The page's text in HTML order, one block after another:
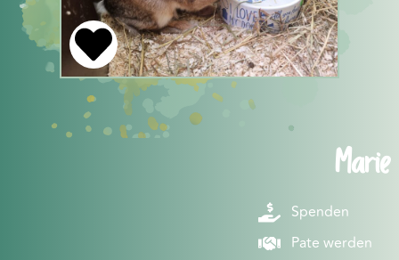
Marie
Spenden
Pate werden